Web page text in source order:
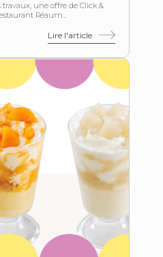
une offre de Click &
Réaum...
Lire l'article